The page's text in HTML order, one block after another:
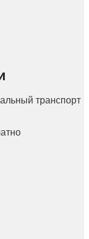
транспорт